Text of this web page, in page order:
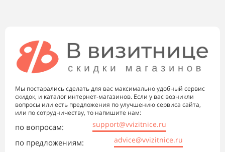
Мы постарались сделать для вас максимально удобный сервис
скидок, и каталог интернет-магазинов. Если у вас возникли
вопросы или есть предложения по улучшению сервиса сайта,
или по сотрудничеству, то напишите нам:
по вопросам: support@vvizitnice.ru
по предложениям: advice@vvizitnice.ru